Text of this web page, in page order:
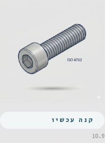
קנה עכשיו
10.9